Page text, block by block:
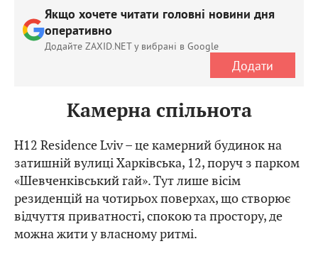
Якщо хочете читати головні новини дня
оперативно
Додайте ZAXID.NET у вибрані в Google
Додати
Камерна спільнота
H12 Residence Lviv – це камерний будинок на
затишній вулиці Харківська, 12, поруч з парком
«Шевченківський гай». Тут лише вісім
резиденцій на чотирьох поверхах, що створює
відчуття приватності, спокою та простору, де
можна жити у власному ритмі.